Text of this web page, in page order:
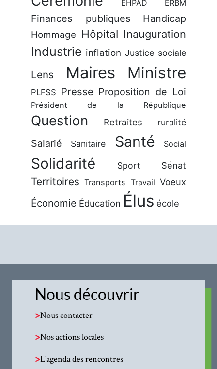
EHPAD ERBM
Finances publiques Handicap
Hommage Hôpital Inauguration
Industrie inflation Justice sociale
Lens Maires Ministre
PLFSS Presse Proposition de Loi
Président de la République
Question Retraites ruralité
Salarié Sanitaire Santé Social
Solidarité Sport Sénat
Territoires Transports Travail Voeux
Économie Éducation Élus école
Nous découvrir
>Nous contacter
>Nos actions locales
>L'agenda des rencontres